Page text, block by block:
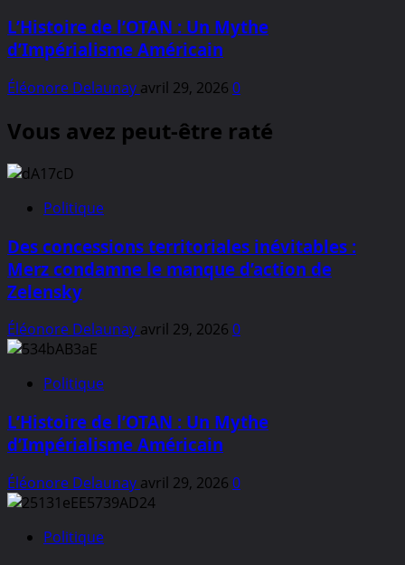
L’Histoire de l’OTAN : Un Mythe
d’Impérialisme Américain
Éléonore Delaunay avril 29, 2026 0
Vous avez peut-être raté
Politique
Des concessions territoriales inévitables :
Merz condamne le manque d’action de
Zelensky
Éléonore Delaunay avril 29, 2026 0
Politique
L’Histoire de l’OTAN : Un Mythe
d’Impérialisme Américain
Éléonore Delaunay avril 29, 2026 0
Politique